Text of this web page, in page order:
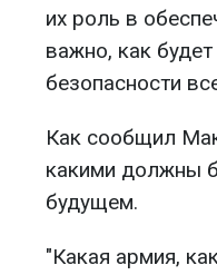
их роль в
важно, как
безопасности
Как сообщил
какими должны
будущем.
"Какая армия,